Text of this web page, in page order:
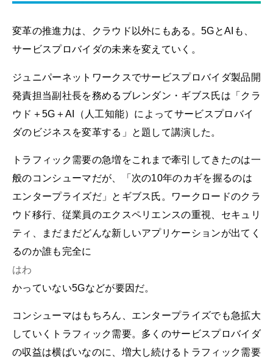
変革の推進力は、クラウド以外にもある。5GとAIも、
サービスプロバイダの未来を変えていく。
ジュニパーネットワークスでサービスプロバイダ製品開
発責担当副社長を務めるブレンダン・ギブス氏は「クラ
ウド＋5G＋AI（人工知能）によってサービスプロバイ
ダのビジネスを変革する」と題して講演した。
トラフィック需要の急増をこれまで牽引してきたのは一
般のコンシューマだが、「次の10年のカギを握るのは
エンタープライズだ」とギブス氏。ワークロードのクラ
ウド移行、従業員のエクスペリエンスの重視、セキュリ
ティ、まだまだどんな新しいアプリケーションが出てく
るのか誰も完全に
はわ
かっていない5Gなどが要因だ。
コンシューマはもちろん、エンタープライズでも急拡大
していくトラフィック需要。多くのサービスプロバイダ
の収益は横ばいなのに、増大し続けるトラフィック需要